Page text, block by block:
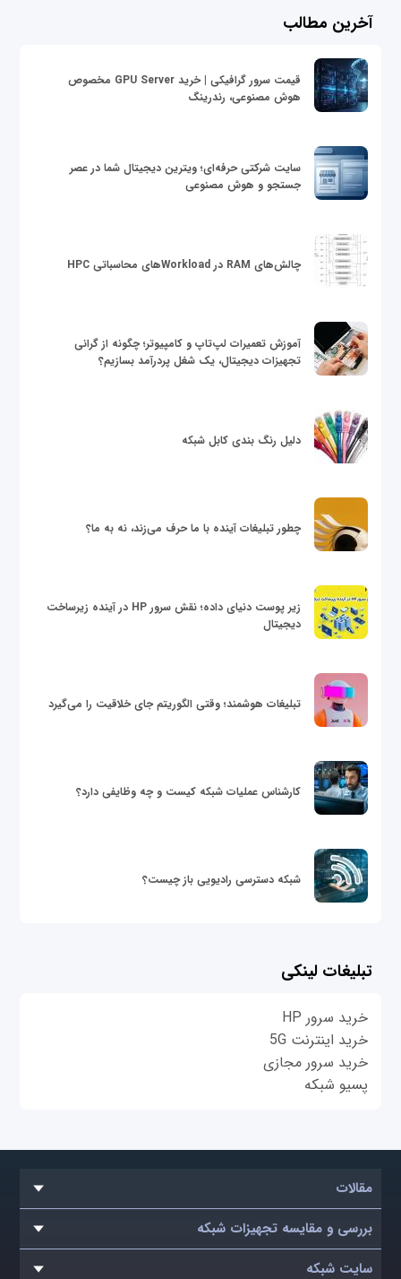
آخرین مطالب
قیمت سرور گرافیکی | خرید GPU Server مخصوص
هوش مصنوعی، رندرینگ
سایت شرکتی حرفه‌ای؛ ویترین دیجیتال شما در عصر
جستجو و هوش مصنوعی
چالش‌های RAM در Workloadهای محاسباتی HPC
آموزش تعمیرات لپ‌تاپ و کامپیوتر؛ چگونه از گرانی
تجهیزات دیجیتال، یک شغل پردرآمد بسازیم؟
دلیل رنگ بندی کابل شبکه
چطور تبلیغات آینده با ما حرف می‌زند، نه به ما؟
زیر پوست دنیای داده؛ نقش سرور HP در آینده زیرساخت
دیجیتال
تبلیغات هوشمند؛ وقتی الگوریتم جای خلاقیت را می‌گیرد
کارشناس عملیات شبکه کیست و چه وظایفی دارد؟
شبکه دسترسی رادیویی باز چیست؟
تبلیغات لینکی
خرید سرور HP
خرید اینترنت 5G
خرید سرور مجازی
پسیو شبکه
مقالات
بررسی و مقایسه تجهیزات شبکه
سایت شبکه